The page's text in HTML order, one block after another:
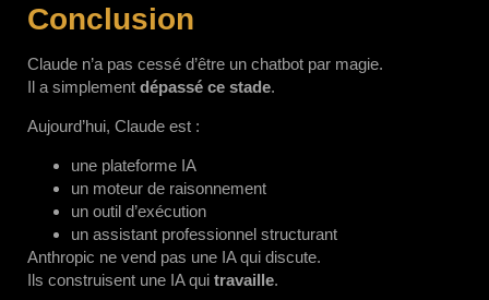
Conclusion
Claude n’a pas cessé d’être un chatbot par magie.
Il a simplement dépassé ce stade.
Aujourd’hui, Claude est :
une plateforme IA
un moteur de raisonnement
un outil d’exécution
un assistant professionnel structurant
Anthropic ne vend pas une IA qui discute.
Ils construisent une IA qui travaille.